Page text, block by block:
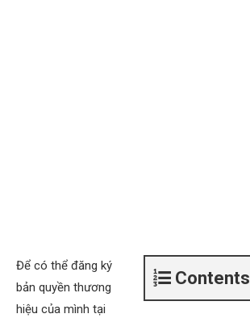
Contents
Để có thể đăng ký
bản quyền thương
hiệu của mình tại